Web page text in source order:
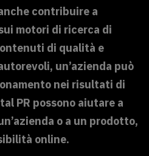
contribuire a
motori di ricerca di
di qualità e
un’azienda può
nei risultati di
PR possono aiutare a
o a un prodotto,
online.